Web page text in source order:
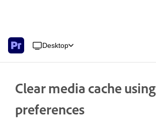
Desktop
Clear media cache using
preferences